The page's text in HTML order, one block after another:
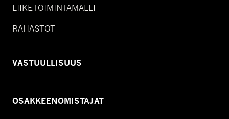
LIIKETOIMINTAMALLI
RAHASTOT
VASTUULLISUUS
OSAKKEENOMISTAJAT